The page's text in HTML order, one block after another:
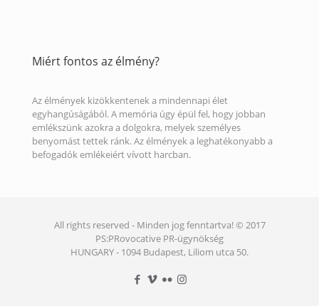
Miért fontos az élmény?
Az élmények kizökkentenek a mindennapi élet
egyhangúságából. A memória úgy épül fel, hogy jobban
emlékszünk azokra a dolgokra, melyek személyes
benyomást tettek ránk. Az élmények a leghatékonyabb a
befogadók emlékeiért vívott harcban.
All rights reserved - Minden jog fenntartva! © 2017
PS:PRovocative PR-ügynökség
HUNGARY - 1094 Budapest, Liliom utca 50.